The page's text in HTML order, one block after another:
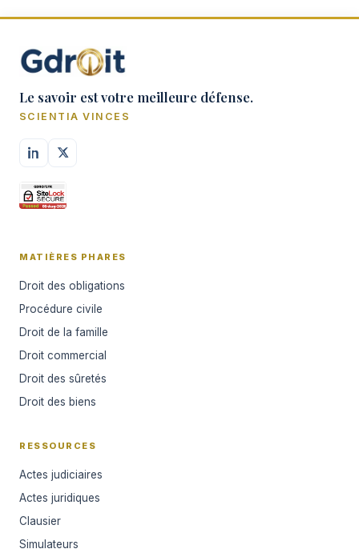
Le savoir est votre meilleure défense.
SCIENTIA VINCES
MATIÈRES PHARES
Droit des obligations
Procédure civile
Droit de la famille
Droit commercial
Droit des sûretés
Droit des biens
RESSOURCES
Actes judiciaires
Actes juridiques
Clausier
Simulateurs